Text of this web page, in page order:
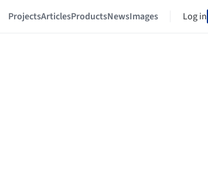
ProjectsArticlesProductsNewsImages Log in